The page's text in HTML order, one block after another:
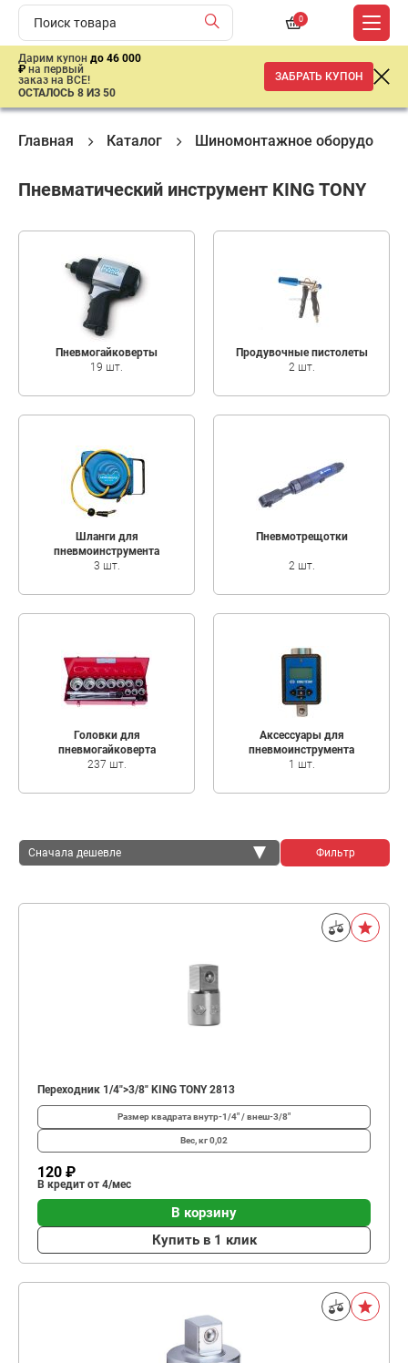
0
Дарим купон до 46 000
₽ на первый
заказ на ВСЕ!
ОСТАЛОСЬ 8 ИЗ 50
ЗАБРАТЬ КУПОН
Главная Каталог Шиномонтажное
Пневматический инструмент KING TONY
Пневмогайковерты
19 шт.
Продувочные пистолеты
2 шт.
Шланги для
пневмоинструмента
3 шт.
Пневмотрещотки
2 шт.
Головки для
пневмогайковерта
237 шт.
Аксессуары для
пневмоинструмента
1 шт.
Сначала дешевле Фильтр
Переходник 1/4">3/8" KING TONY 2813
Размер квадратавнутр-1/4" / внеш-3/8"
Вес, кг0,02
120 ₽
В кредит от 4/мес
В корзину
Купить в 1 клик